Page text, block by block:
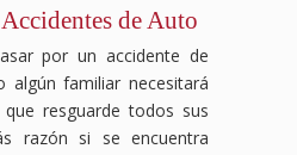
en
laboral
luchará
para
que
ser
pero
no
tienes
que
de Auto
por un accidente de
familiar necesitará
resguarde todos sus
razón si se encuentra